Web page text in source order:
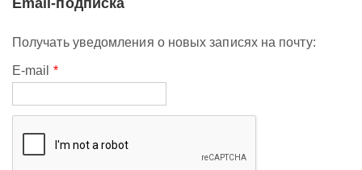
Email-подписка
Получать уведомления о новых записях на почту:
E-mail *